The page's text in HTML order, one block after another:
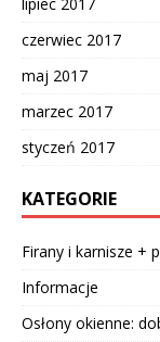
lipiec 2017
czerwiec 2017
maj 2017
marzec 2017
styczeń 2017
KATEGORIE
Firany i karnisze +
Informacje
Osłony okienne: